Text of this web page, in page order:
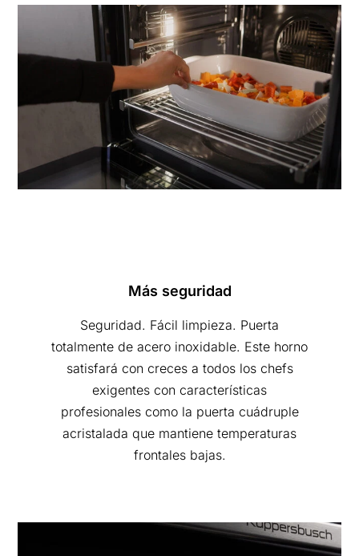
Más seguridad
Seguridad. Fácil limpieza. Puerta
totalmente de acero inoxidable. Este horno
satisfará con creces a todos los chefs
exigentes con características
profesionales como la puerta cuádruple
acristalada que mantiene temperaturas
frontales bajas.